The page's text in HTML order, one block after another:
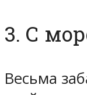
3. С
Весьма